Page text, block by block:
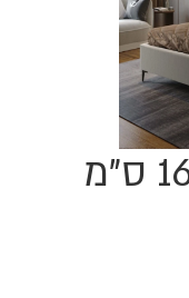
מיטה זוגית 160/200 ס"מ